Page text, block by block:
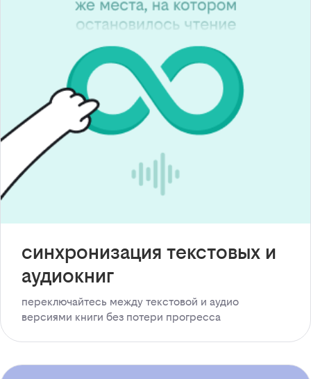
синхронизация текстовых и
аудиокниг
переключайтесь между текстовой и аудио
версиями книги без потери прогресса